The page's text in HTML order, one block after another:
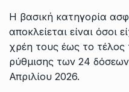
Η βασική κατηγορία
αποκλείεται είναι όσοι
χρέη τους έως το
ρύθμισης των 24
Απριλίου 2026.